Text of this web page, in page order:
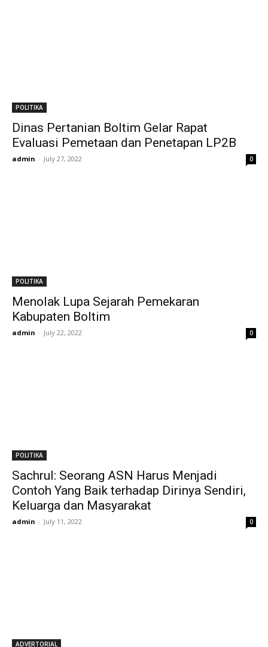
POLITIKA
Dinas Pertanian Boltim Gelar Rapat
Evaluasi Pemetaan dan Penetapan LP2B
admin - July 27, 2022 0
POLITIKA
Menolak Lupa Sejarah Pemekaran
Kabupaten Boltim
admin - July 22, 2022 0
POLITIKA
Sachrul: Seorang ASN Harus Menjadi
Contoh Yang Baik terhadap Dirinya Sendiri,
Keluarga dan Masyarakat
admin - July 11, 2022 0
ADVERTORIAL